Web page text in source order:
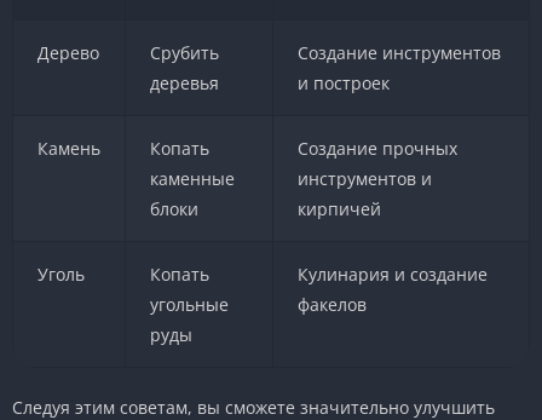
Дерево
Срубить
деревья
Создание инструментов
и построек
Камень
Копать
каменные
блоки
Создание прочных
инструментов и
кирпичей
Уголь
Копать
угольные
руды
Кулинария и создание
факелов
Следуя этим советам, вы сможете значительно улучшить